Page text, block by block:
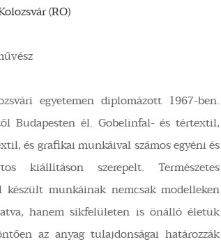
(RO)
egyetemen diplomázott 1967-ben.
Budapesten él. Gobelinfal- és tértextil,
és grafikai munkáival számos egyéni és
kiállításon szerepelt. Természetes
készült munkáinak nemcsak modelleken
hanem síkfelületen is önálló életük
az anyag tulajdonságai határozzák